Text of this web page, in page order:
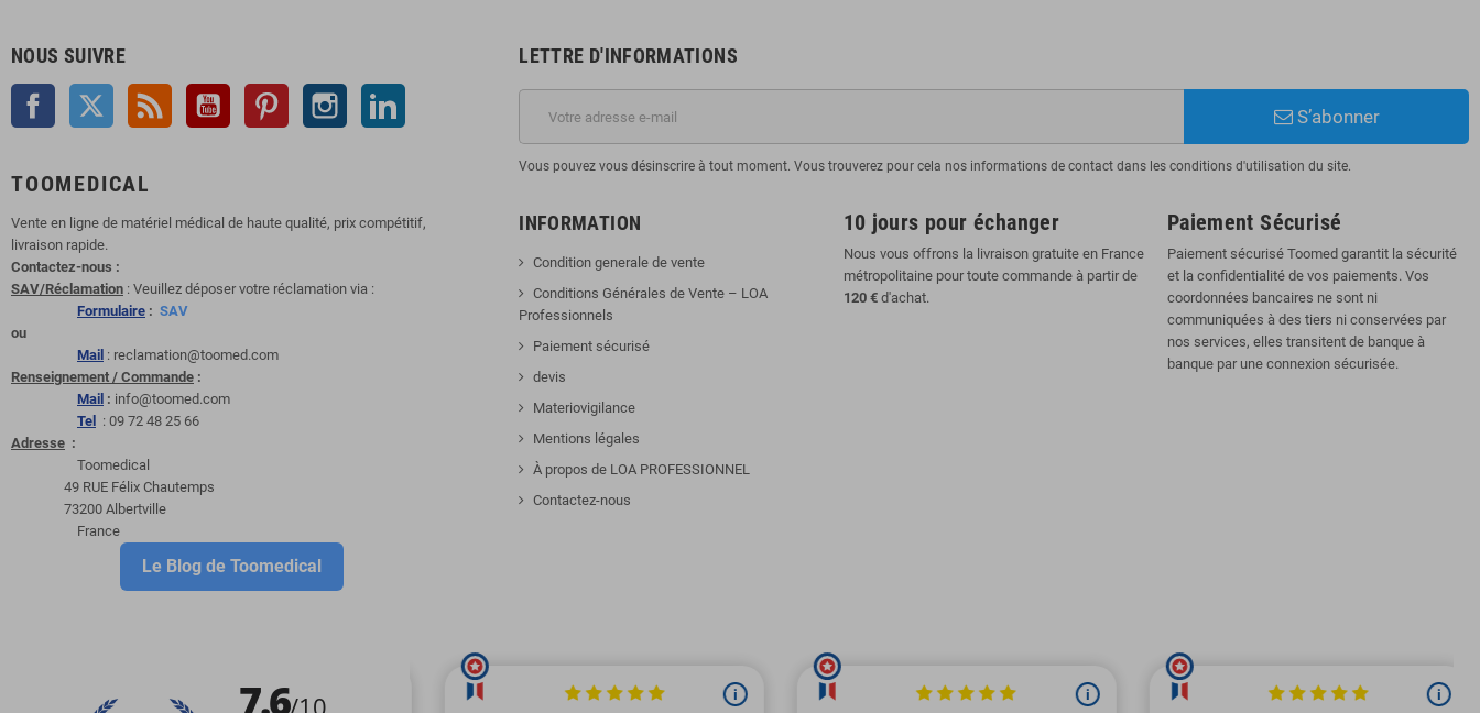
NOUS SUIVRE
Facebook Twitter YouTube Pinterest Instagram
TOOMEDICAL
Vente en ligne de matériel médical de haute qualité, prix compétitif,
livraison rapide.
Contactez-nous :
SAV/Réclamation : Veuillez déposer votre réclamation via :
Formulaire : SAV
ou
Mail : reclamation@toomed.com
Renseignement / Commande :
Mail : info@toomed.com
Tel
: 09 72 48 25 66
Adresse :
Toomedical
49 RUE Félix Chautemps
73200 Albertville
France
Le Blog de Toomedical
LETTRE D'INFORMATIONS
S’abonner
Vous pouvez vous désinscrire à tout moment. Vous trouverez pour cela nos informations de contact dans les conditions d'utilisation du site.
INFORMATION
Condition generale de vente
Conditions Générales de Vente – LOA
Professionnels
Paiement sécurisé
devis
Materiovigilance
Mentions légales
À propos de LOA PROFESSIONNEL
Contactez-nous
10 jours pour échanger
Nous vous offrons la livraison gratuite en France
métropolitaine pour toute commande à partir de
120 €d'achat.
Paiement Sécurisé
Paiement sécurisé Toomed garantit la sécurité
et la confidentialité de vos paiements. Vos
coordonnées bancaires ne sont ni
communiquées à des tiers ni conservées par
nos services, elles transitent de banque à
banque par une connexion sécurisée.